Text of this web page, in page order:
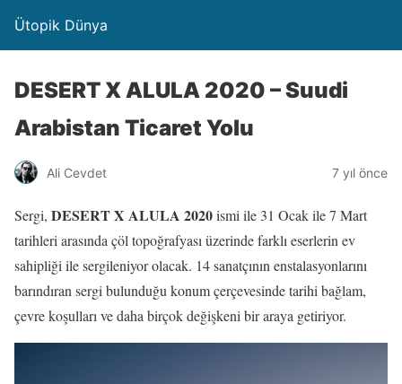
Ütopik Dünya
DESERT X ALULA 2020 – Suudi
Arabistan Ticaret Yolu
Ali Cevdet 7 yıl önce
Sergi, DESERT X ALULA 2020ismi ile 31 Ocak ile 7 Mart
tarihleri arasında çöl topoğrafyası üzerinde farklı eserlerin ev
sahipliği ile sergileniyor olacak. 14 sanatçının enstalasyonlarını
barındıran sergi bulunduğu konum çerçevesinde tarihi bağlam,
çevre koşulları ve daha birçok değişkeni bir araya getiriyor.